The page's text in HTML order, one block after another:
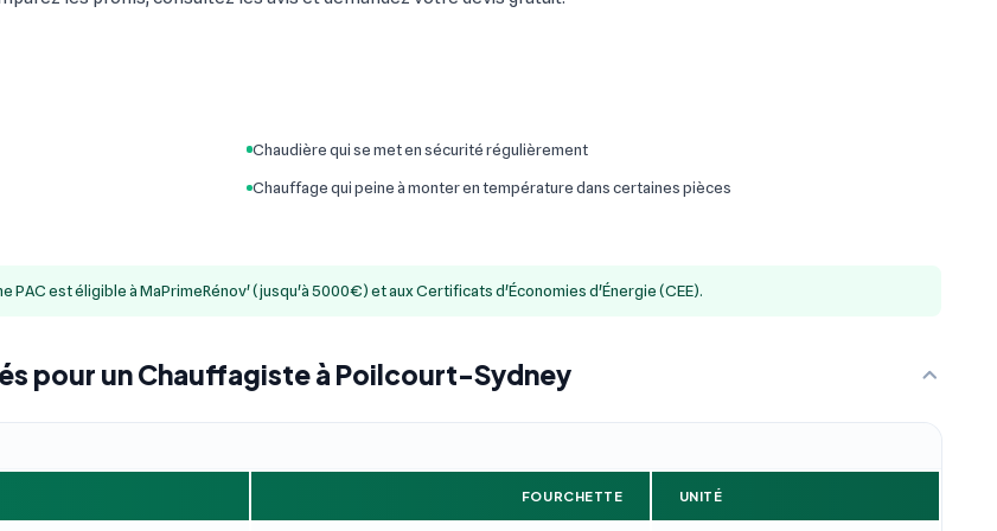
Chaudière qui se met en sécurité régulièrement
Chauffage qui peine à monter en température dans certaines pièces
est éligible à MaPrimeRénov' (jusqu'à 5000€) et aux Certificats d'Économies d'Énergie (CEE).
pour un Chauffagiste à Poilcourt-Sydney
FOURCHETTE UNITÉ